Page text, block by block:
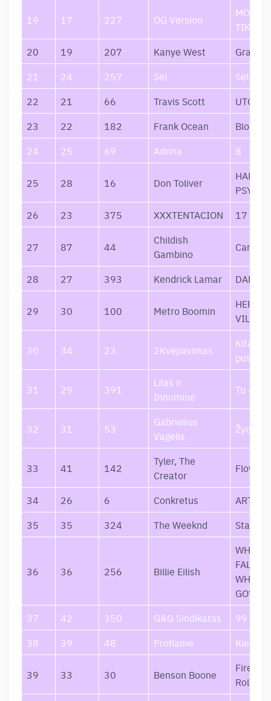
19 17 227 OG Version
TIKSLAI
20
19 207 Kanye West
21
24 257 Sel
Sel-Fi
22
21 66 Travis Scott
UTOPIA
23
22 182 Frank Ocean
Blonde
24
25 69 Adrina 8
25 28 16 Don Toliver
PSYCHO
26
23 375 XXXTENTACION 17
27 87 44
Childish
Gambino
Camp
28 27 393 Kendrick Lamar DAMN.
29 30 100 Metro Boomin
30 34 23 2Kvėpavimas
Kita
pusė
31 29 391
Lilas ir
Innomine
Tu –
32 31 53
Gabrielius
Vagelis
Žydėsiu
33 41 142
Tyler, The
Creator
Flower
34 26 6 Conkretus
ARTIMI
35
35 324 The Weeknd Starboy
36 36 256 Billie Eilish
WHEN
FALL
WHERE
GO?
37
42 350 G&G Sindikatas
99
38
39 48 Proflame Kiek
39 33 30 Benson Boone